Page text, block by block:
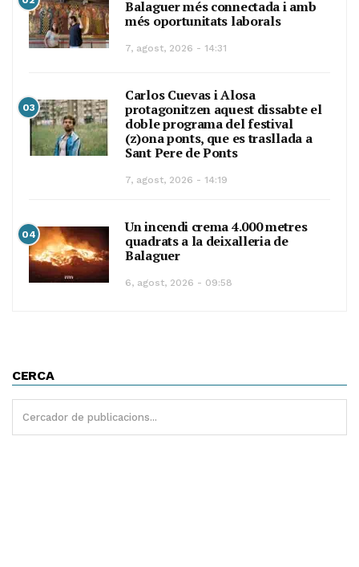
Balaguer més connectada i amb
més oportunitats laborals
7, agost, 2026 - 14:31
03
Carlos Cuevas i Alosa
protagonitzen aquest dissabte el
doble programa del festival
(z)ona ponts, que es trasllada a
Sant Pere de Ponts
7, agost, 2026 - 14:19
04
Un incendi crema 4.000 metres
quadrats a la deixalleria de
Balaguer
6, agost, 2026 - 09:58
CERCA